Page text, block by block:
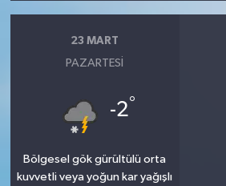
23 MART
PAZARTESI
-2°
Bölgesel gök gürültülü orta
kuvvetli veya yoğun kar yağışlı